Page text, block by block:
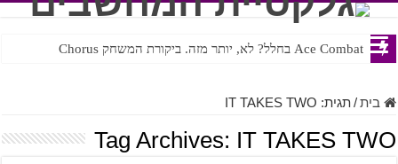
Ace Combat בחלל? לא, יותר מזה. ביקורת המשחק Chorus
בית/תגית: IT TAKES TWO
Tag Archives: IT TAKES TWO